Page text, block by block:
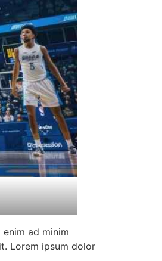
ad minim
Lorem ipsum dolor